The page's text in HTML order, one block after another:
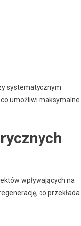
systematycznym
umożliwi maksymalne
wpływających na
co przekłada